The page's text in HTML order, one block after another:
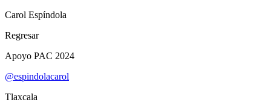
Carol Espíndola
Regresar
Apoyo PAC 2024
@espindolacarol
Tlaxcala